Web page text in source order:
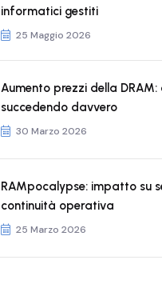
informatici gestiti
25 Maggio 2026
Aumento prezzi della
succedendo davvero
30 Marzo 2026
RAMpocalypse: impatto su
continuità operativa
25 Marzo 2026